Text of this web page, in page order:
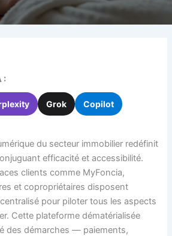
:
Grok Copilot
du secteur immobilier redéfinit
efficacité et accessibilité.
clients comme MyFoncia,
et copropriétaires disposent
pour piloter tous les aspects
Cette plateforme dématérialisée
des démarches — paiements,